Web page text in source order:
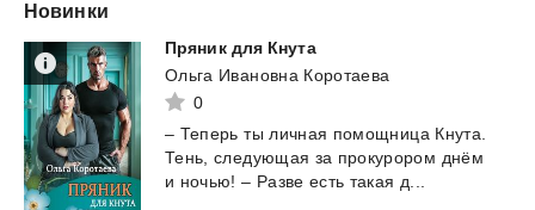
Новинки
Пряник для Кнута
Ольга Ивановна Коротаева
0
– Теперь ты личная помощница Кнута.
Тень, следующая за прокурором днём
и ночью! – Разве есть такая д...